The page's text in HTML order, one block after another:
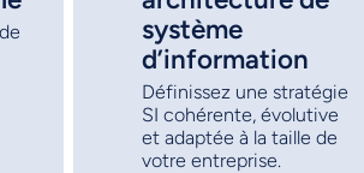
système
d’information
Définissez une stratégie
SI cohérente, évolutive
et adaptée à la taille de
votre entreprise.